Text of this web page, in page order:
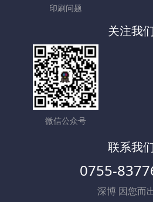
印刷问题
关注我们
微信公众号
联系我们
0755-
深博 因您而